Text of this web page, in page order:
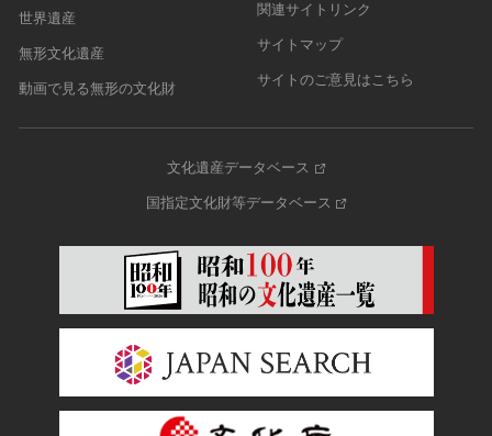
世界遺産
無形文化遺産
動画で見る無形の文化財
関連サイトリンク
サイトマップ
サイトのご意見はこちら
文化遺産データベース
国指定文化財等データベース